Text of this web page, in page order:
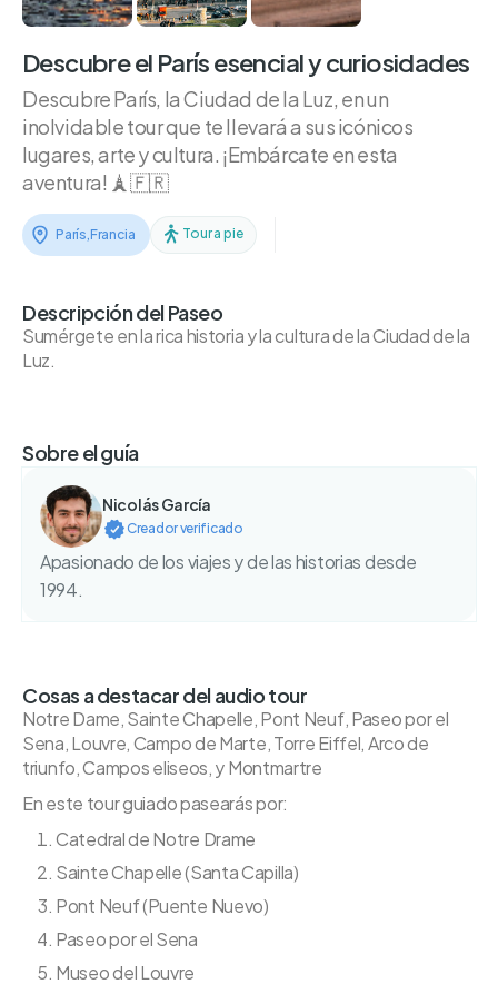
Descubre el París esencial y curiosidades
Descubre París, la Ciudad de la Luz, en un
inolvidable tour que te llevará a sus icónicos
lugares, arte y cultura. ¡Embárcate en esta
aventura! 🗼🇫🇷
París Francia Tour a pie
Descripción del Paseo
Sumérgete en la rica historia y la cultura de la Ciudad de la
Luz.
Sobre el guía
Nicolás García
Creador verificado
Apasionado de los viajes y de las historias desde
1994.
Cosas a destacar del audio tour
Notre Dame, Sainte Chapelle, Pont Neuf, Paseo por el
Sena, Louvre, Campo de Marte, Torre Eiffel, Arco de
triunfo, Campos eliseos, y Montmartre
En este tour guiado pasearás por:
Catedral de Notre Drame
Sainte Chapelle (Santa Capilla)
Pont Neuf (Puente Nuevo)
Paseo por el Sena
Museo del Louvre